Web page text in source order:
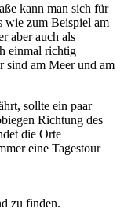
kann man sich für
wie zum Beispiel am
aber auch als
einmal richtig
sind am Meer und am
sollte ein paar
Richtung des
die Orte
eine Tagestour
zu finden.